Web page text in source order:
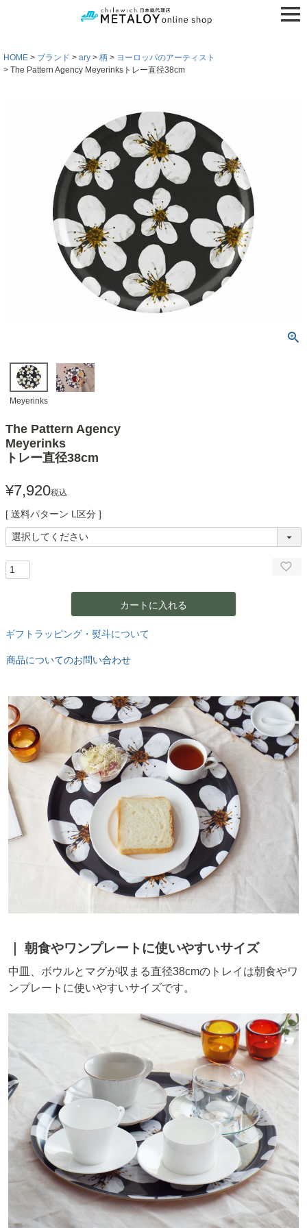
HOME ブランド ary 柄
ヨーロッパのアーティスト
The Pattern Agency Meyerinksトレー直径38cm
Meyerinks
The Pattern Agency
Meyerinks
トレー直径38cm
¥7,920税込
送料パターン L区分
カートに入れる
ギフトラッピング・熨斗について
商品についてのお問い合わせ
朝食やワンプレートに使いやすいサイズ
中皿、ボウルとマグが収まる直径38cmのトレイは朝食やワ
ンプレートに使いやすいサイズです。
検索